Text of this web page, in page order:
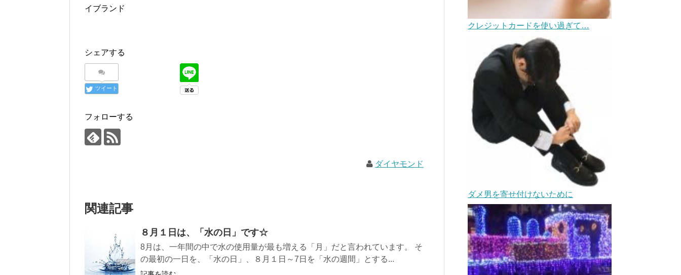
イブランド
シェアする
ツイート
フォローする
ダイヤモンド
関連記事
８月１日は、「水の日」です☆
8月は、一年間の中で水の使用量が最も増える「月」だと言われています。 そ
の最初の一日を、「水の日」、８月１日～7日を「水の週間」とする...
クレジットカードを使い過ぎて…
ダメ男を寄せ付けないために